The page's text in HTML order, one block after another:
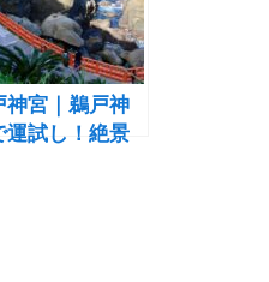
神宮｜鵜戸神
運試し！絶景